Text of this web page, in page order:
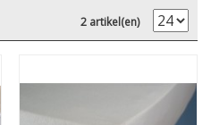
2 artikel(en)